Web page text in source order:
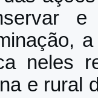
e
neles
e rural